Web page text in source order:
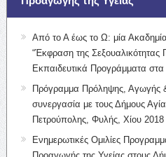
Από το Α έως το Ω: μία
“Έκφραση της
Εκπαιδευτικά Προγράμματα στα
Πρόγραμμα Πρόληψης, Αγωγής
συνεργασία με τους Δήμους
Πετρούπολης, Φυλής, Χίου
Ενημερωτικές Ομιλίες